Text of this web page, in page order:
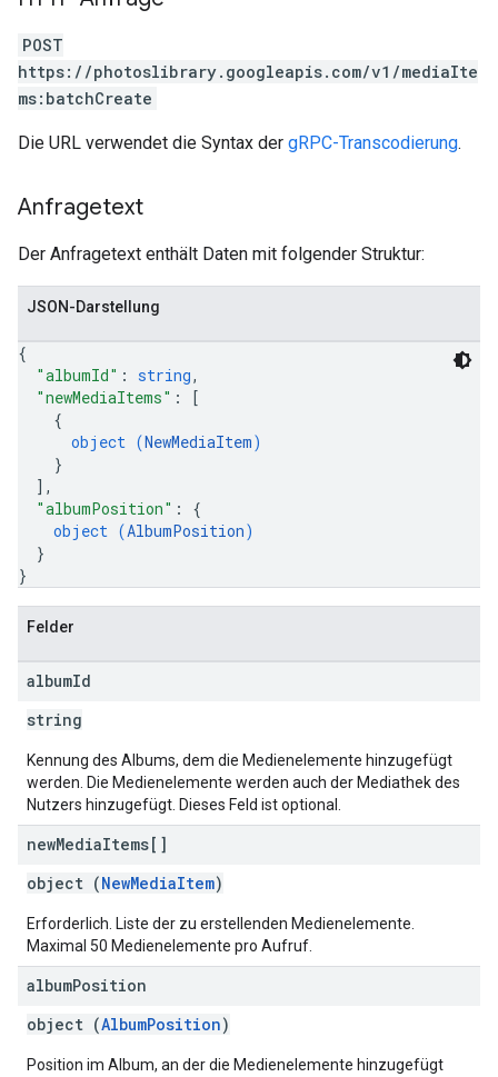
POST
https://photoslibrary.googleapis.com/v1/mediaIte
ms:batchCreate
Die URL verwendet die Syntax der gRPC-Transcodierung.
Anfragetext
Der Anfragetext enthält Daten mit folgender Struktur:
JSON-Darstellung
{
"albumId" : string,
"newMediaItems" :
[
{
object (NewMediaItem)
}
] ,
"albumPosition" : {
object (AlbumPosition)
}
}
Felder
albumId
string
Kennung des Albums, dem die Medienelemente hinzugefügt
werden. Die Medienelemente werden auch der Mediathek des
Nutzers hinzugefügt. Dieses Feld ist optional.
newMediaItems[]
object (NewMediaItem)
Erforderlich. Liste der zu erstellenden Medienelemente.
Maximal 50 Medienelemente pro Aufruf.
albumPosition
object (AlbumPosition)
Position im Album, an der die Medienelemente hinzugefügt